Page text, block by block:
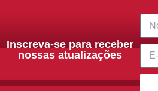
Inscreva-se para receber
nossas atualizações